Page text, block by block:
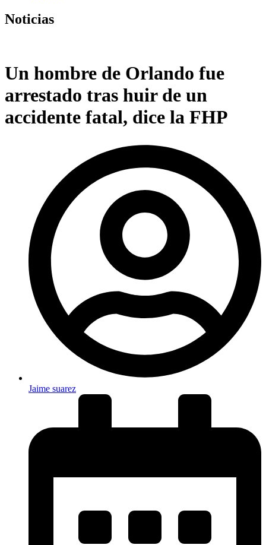
Noticias
Un hombre de Orlando fue
arrestado tras huir de un
accidente fatal, dice la FHP
Jaime suarez